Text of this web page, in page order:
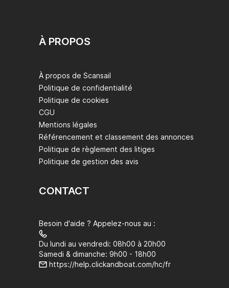
À PROPOS
À propos de Scansail
Politique de confidentialité
Politique de cookies
CGU
Mentions légales
Référencement et classement des annonces
Politique de règlement des litiges
Politique de gestion des avis
CONTACT
Besoin d'aide ? Appelez-nous au :
Du lundi au vendredi: 08h00 à 20h00
Samedi & dimanche: 9h00 - 18h00
https://help.clickandboat.com/hc/fr